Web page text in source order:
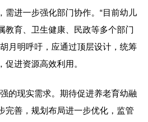
需进一步强化部门协作。“目前幼儿
教育、卫生健康、民政等多个部门
月明呼吁，应通过顶层设计，统筹
进资源高效利用。
的现实需求。期待促进养老育幼融
完善，规划布局进一步优化，监管